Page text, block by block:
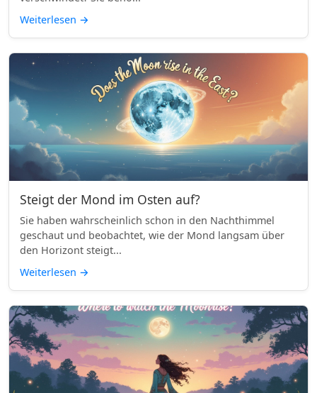
Weiterlesen →
Steigt der Mond im Osten auf?
Sie haben wahrscheinlich schon in den Nachthimmel
geschaut und beobachtet, wie der Mond langsam über
den Horizont steigt...
Weiterlesen →